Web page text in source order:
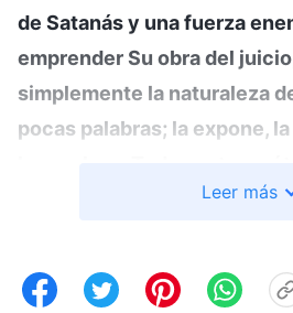
de Satanás y una fuerza
emprender Su obra del
simplemente la naturaleza
pocas palabras; la expone,
exposición, de trato y poda
verdad de la que el hombre
completo. Solo los métodos
Leer más